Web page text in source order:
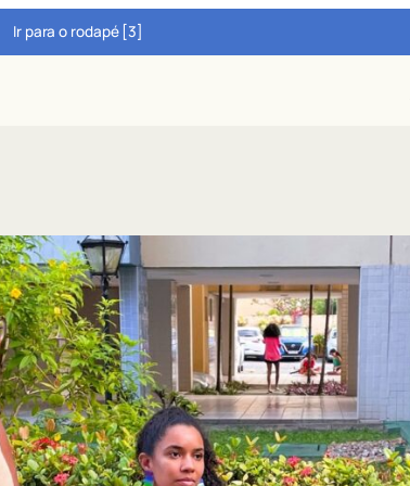
Ir para o rodapé [3]